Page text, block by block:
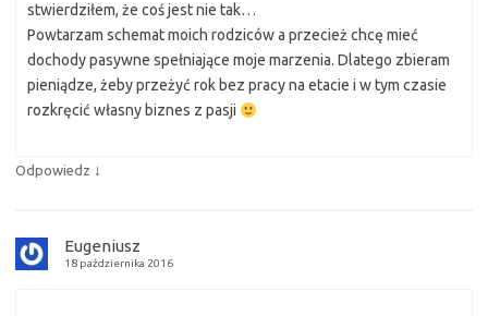
stwierdziłem, że coś jest nie tak…
Powtarzam schemat moich rodziców a przecież chcę mieć
dochody pasywne spełniające moje marzenia. Dlatego zbieram
pieniądze, żeby przeżyć rok bez pracy na etacie i w tym czasie
rozkręcić własny biznes z pasji
Odpowiedz ↓
Eugeniusz
18 października 2016